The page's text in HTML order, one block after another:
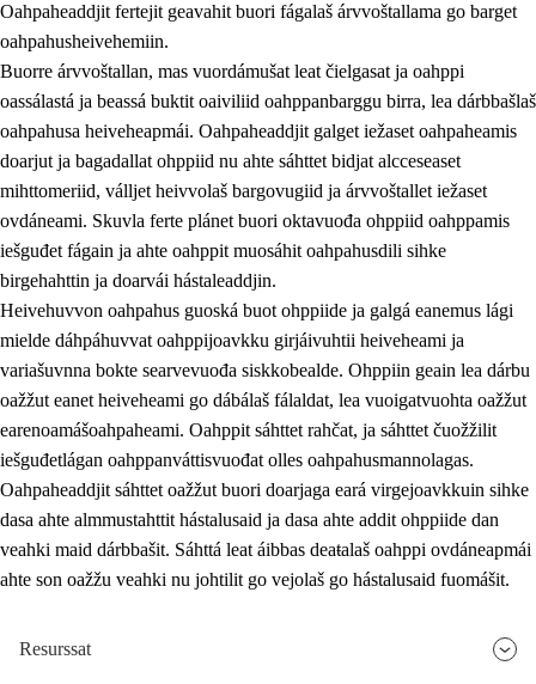
Oahpaheaddjit fertejit geavahit buori fágalaš árvvoštallama go barget
oahpahusheivehemiin.
Buorre árvvoštallan, mas vuordámušat leat čielgasat ja oahppi
oassálastá ja beassá buktit oaiviliid oahppanbarggu birra, lea dárbbašlaš
oahpahusa heiveheapmái. Oahpaheaddjit galget iežaset oahpaheamis
doarjut ja bagadallat ohppiid nu ahte sáhttet bidjat alcceseaset
mihttomeriid, válljet heivvolaš bargovugiid ja árvvoštallet iežaset
ovdáneami. Skuvla ferte plánet buori oktavuođa ohppiid oahppamis
iešguđet fágain ja ahte oahppit muosáhit oahpahusdili sihke
birgehahttin ja doarvái hástaleaddjin.
Heivehuvvon oahpahus guoská buot ohppiide ja galgá eanemus lági
mielde dáhpáhuvvat oahppijoavkku girjáivuhtii heiveheami ja
variašuvnna bokte searvevuođa siskkobealde. Ohppiin geain lea dárbu
oažžut eanet heiveheami go dábálaš fálaldat, lea vuoigatvuohta oažžut
earenoamášoahpaheami. Oahppit sáhttet rahčat, ja sáhttet čuožžilit
iešguđetlágan oahppanváttisvuođat olles oahpahusmannolagas.
Oahpaheaddjit sáhttet oažžut buori doarjaga eará virgejoavkkuin sihke
dasa ahte almmustahttit hástalusaid ja dasa ahte addit ohppiide dan
veahki maid dárbbašit. Sáhttá leat áibbas deaŧalaš oahppi ovdáneapmái
ahte son oažžu veahki nu johtilit go vejolaš go hástalusaid fuomášit.
Resurssat